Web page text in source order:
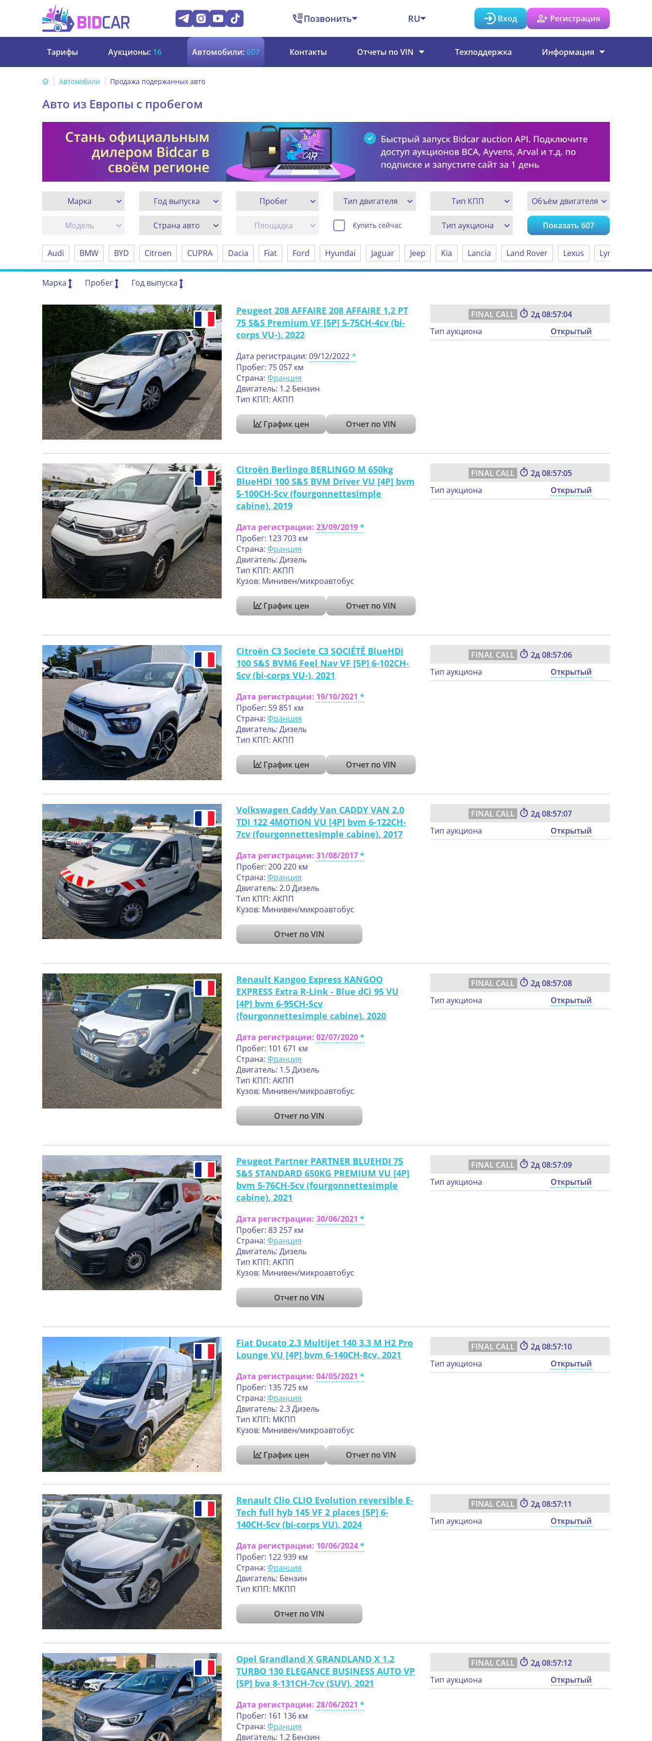
Позвонить RU Вход Регистрация
Тарифы Аукционы: 16 Автомобили:607 Контакты Отчеты по VIN Техподдержка Информация
Автомобили Продажа подержанных авто
Авто из Европы с пробегом
Марка
Модель
Год выпуска Пробег Тип двигателя Тип КПП Объём двигателя
Страна авто Площадка Купить сейчас Тип аукциона Показать607
Audi BMW BYD Citroen CUPRA Dacia Fiat Ford Hyundai Jaguar Jeep Kia Lancia Land Rover Lexus Lynk & Co
Марка Пробег Год выпуска
Peugeot 208 AFFAIRE 208 AFFAIRE 1.2 PT
75 S&S Premium VF [5P] 5-75CH-4cv (bi-
corps VU-), 2022
Дата регистрации: 09/12/2022
Пробег: 75 057 км
Страна: Франция
Двигатель: 1.2 Бензин
Тип КПП: АКПП
График цен Отчет по VIN
2 08:57:03
Тип аукциона
Открытый
Citroën Berlingo BERLINGO M 650kg
BlueHDi 100 S&S BVM Driver VU [4P] bvm
5-100CH-5cv (fourgonnettesimple
cabine), 2019
Дата регистрации: 23/09/2019
Пробег: 123 703 км
Страна: Франция
Двигатель: Дизель
Тип КПП: АКПП
Кузов: Минивен/микроавтобус
График цен Отчет по VIN
2 08:57:04
Тип аукциона
Открытый
Citroën C3 Societe C3 SOCIÉTÉ BlueHDi
100 S&S BVM6 Feel Nav VF [5P] 6-102CH-
5cv (bi-corps VU-), 2021
Дата регистрации: 19/10/2021
Пробег: 59 851 км
Страна: Франция
Двигатель: Дизель
Тип КПП: АКПП
График цен Отчет по VIN
2 08:57:05
Тип аукциона
Открытый
Volkswagen Caddy Van CADDY VAN 2.0
TDI 122 4MOTION VU [4P] bvm 6-122CH-
7cv (fourgonnettesimple cabine), 2017
Дата регистрации: 31/08/2017
Пробег: 200 220 км
Страна: Франция
Двигатель: 2.0 Дизель
Тип КПП: АКПП
Кузов: Минивен/микроавтобус
Отчет по VIN
2 08:57:06
Тип аукциона
Открытый
Renault Kangoo Express KANGOO
EXPRESS Extra R-Link - Blue dCi 95 VU
[4P] bvm 6-95CH-5cv
(fourgonnettesimple cabine), 2020
Дата регистрации: 02/07/2020
Пробег: 101 671 км
Страна: Франция
Двигатель: 1.5 Дизель
Тип КПП: АКПП
Кузов: Минивен/микроавтобус
Отчет по VIN
2 08:57:07
Тип аукциона
Открытый
Peugeot Partner PARTNER BLUEHDI 75
S&S STANDARD 650KG PREMIUM VU [4P]
bvm 5-76CH-5cv (fourgonnettesimple
cabine), 2021
Дата регистрации: 30/06/2021
Пробег: 83 257 км
Страна: Франция
Двигатель: Дизель
Тип КПП: АКПП
Кузов: Минивен/микроавтобус
Отчет по VIN
2 08:57:08
Тип аукциона
Открытый
Fiat Ducato 2.3 Multijet 140 3.3 M H2 Pro
Lounge VU [4P] bvm 6-140CH-8cv, 2021
Дата регистрации: 04/05/2021
Пробег: 135 725 км
Страна: Франция
Двигатель: 2.3 Дизель
Тип КПП: МКПП
Кузов: Минивен/микроавтобус
График цен Отчет по VIN
2 08:57:09
Тип аукциона
Открытый
Renault Clio CLIO Evolution reversible E-
Tech full hyb 145 VF 2 places [5P] 6-
140CH-5cv (bi-corps VU), 2024
Дата регистрации: 10/06/2024
Пробег: 122 939 км
Страна: Франция
Двигатель: Бензин
Тип КПП: МКПП
Отчет по VIN
2 08:57:10
Тип аукциона
Открытый
Opel Grandland X GRANDLAND X 1.2
TURBO 130 ELEGANCE BUSINESS AUTO VP
[5P] bva 8-131CH-7cv (SUV), 2021
Дата регистрации: 28/06/2021
Пробег: 161 136 км
Страна: Франция
Двигатель: 1.2 Бензин
2 08:57:11
Тип аукциона
Открытый